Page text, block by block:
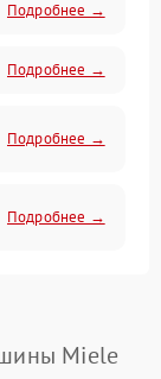
Подробнее →
Подробнее →
Подробнее →
Подробнее →
Подробнее →
Miele